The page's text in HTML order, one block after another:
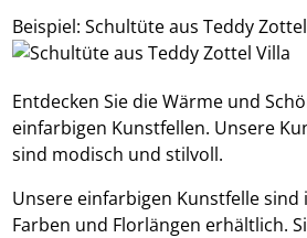
Beispiel: Schultüte aus Teddy
Entdecken Sie die Wärme und
einfarbigen Kunstfellen. Unsere
sind modisch und stilvoll.
Unsere einfarbigen Kunstfelle sind
Farben und Florlängen erhältlich.